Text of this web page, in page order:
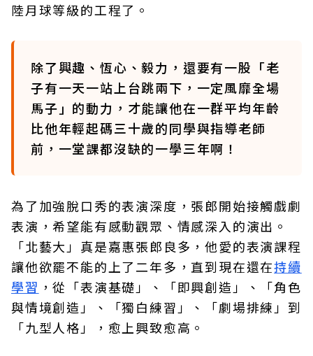
陸月球等級的工程了。
除了興趣、恆心、毅力，還要有一股「老
子有一天一站上台跳兩下，一定風靡全場
馬子」的動力，才能讓他在一群平均年齡
比他年輕起碼三十歲的同學與指導老師
前，一堂課都沒缺的一學三年啊！
為了加強脫口秀的表演深度，張郎開始接觸戲劇
表演，希望能有感動觀眾、情感深入的演出。
「北藝大」真是嘉惠張郎良多，他愛的表演課程
讓他欲罷不能的上了二年多，直到現在還在持續
學習 ，從「表演基礎」、「即興創造」、「角色
與情境創造」、「獨白練習」、「劇場排練」到
「九型人格」，愈上興致愈高。